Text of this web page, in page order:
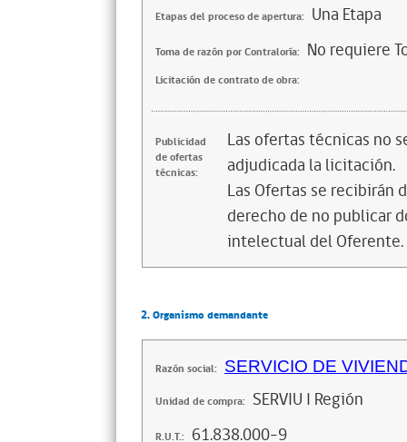
Etapas del proceso de apertura: Una Etapa
Toma de razón por Contraloría: No requiere
Licitación de contrato de obra:
Publicidad
de ofertas
técnicas:
Las ofertas técnicas no
adjudicada la licitación.
Las Ofertas se recibirán
derecho de no publicar
intelectual del Oferente.
2. Organismo demandante
Razón social: SERVICIO DE
Unidad de compra: SERVIU I Región
R.U.T.: 61.838.000-9